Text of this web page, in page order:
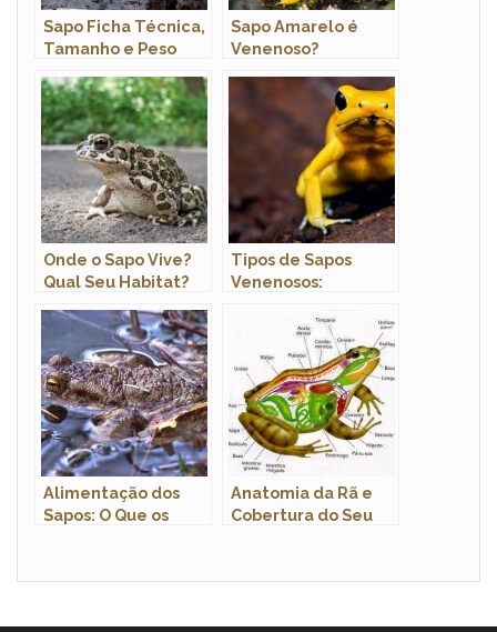
Sapo Ficha Técnica,
Tamanho e Peso
Sapo Amarelo é
Venenoso?
Terribilis e suas
Particularidades
Onde o Sapo Vive?
Qual Seu Habitat?
Tipos de Sapos
Venenosos:
Espécies com Fotos
Alimentação dos
Sapos: O Que os
Anatomia da Rã e
Cobertura do Seu